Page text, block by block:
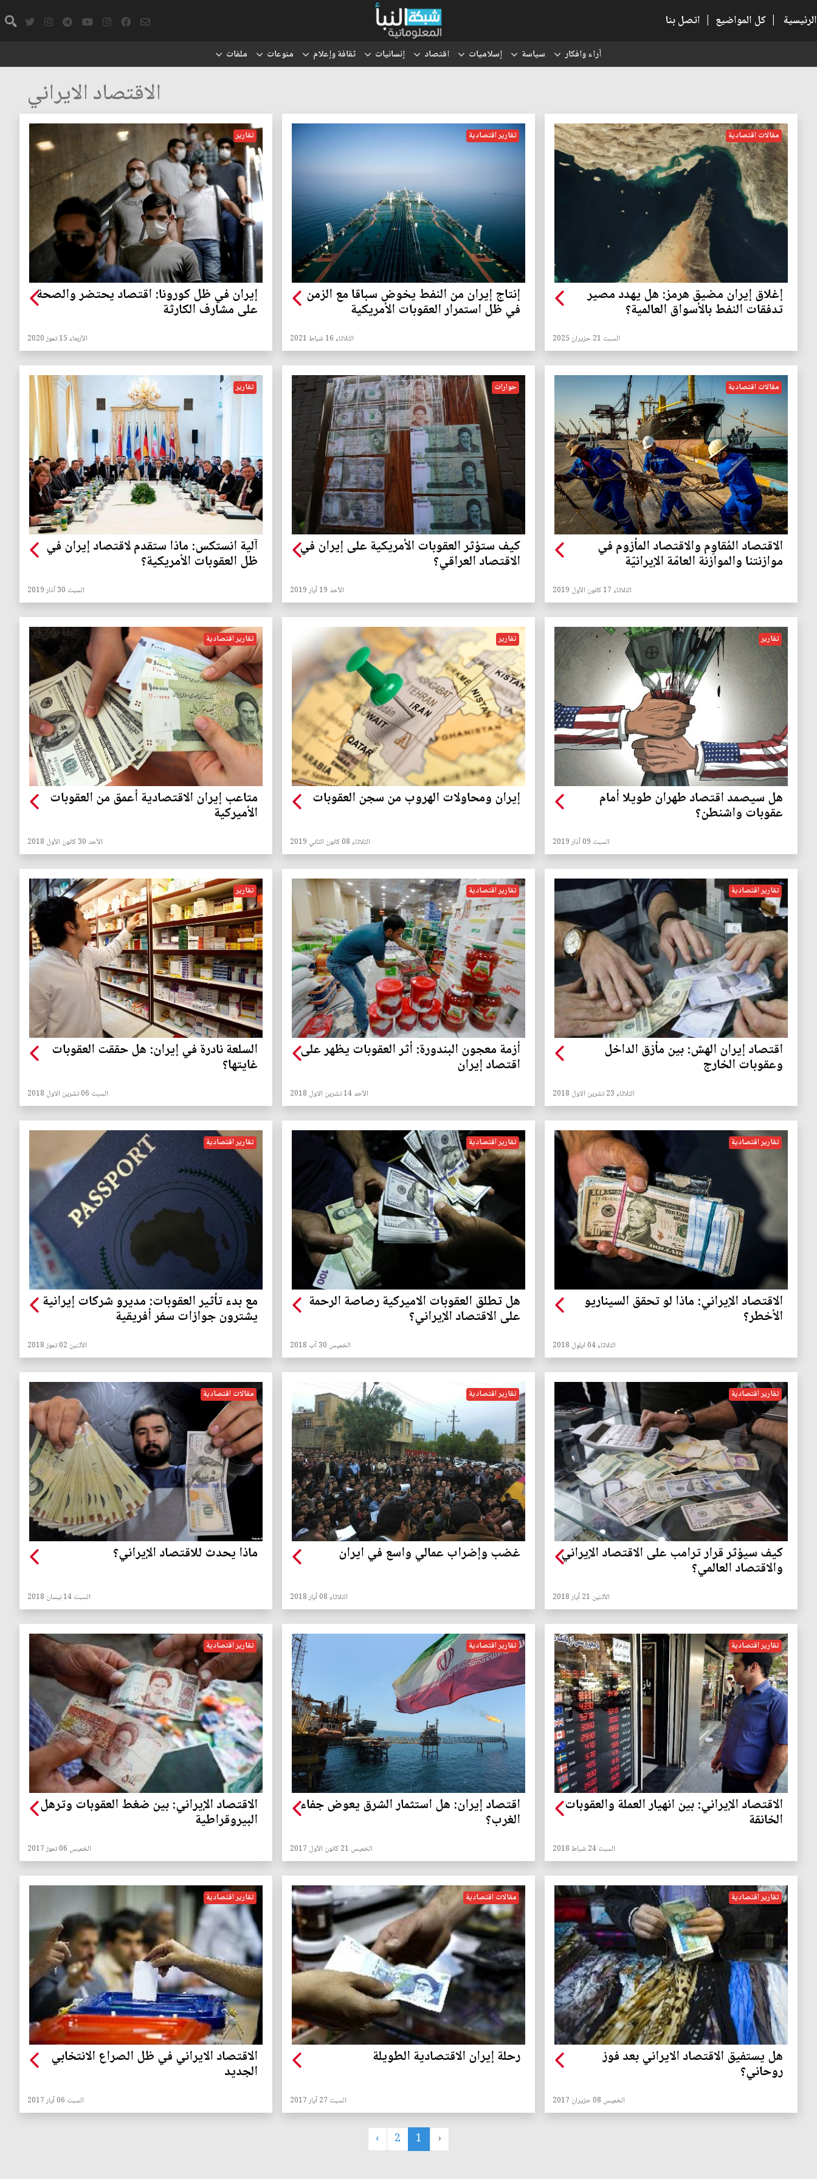
الرئيسية | كل المواضيع | اتصل بنا
آراء وافكار سياسة إسلاميات اقتصاد إنسانيات ثقافة وإعلام منوعات ملفات
الاقتصاد الايراني
مقالات اقتصادية
إغلاق إيران مضيق هرمز: هل يهدد مصير
تدفقات النفط بالأسواق العالمية؟
السبت 21 حزيران 2025
تقارير اقتصادية
إنتاج إيران من النفط يخوض سباقا مع الزمن
في ظل استمرار العقوبات الأمريكية
الثلاثاء 16 شباط 2021
تقارير
إيران في ظل كورونا: اقتصاد يحتضر والصحة
على مشارف الكارثة
الأربعاء 15 تموز 2020
مقالات اقتصادية
الاقتصاد المُقاوِم والاقتصاد المأزوم في
موازنتنا والموازنة العامّة الإيرانيّة
الثلاثاء 17 كانون الأول 2019
حوارات
كيف ستؤثر العقوبات الأمريكية على إيران في
الاقتصاد العراقي؟
الأحد 19 آيار 2019
تقارير
آلية انستكس: ماذا ستقدم لاقتصاد إيران في
ظل العقوبات الأمريكية؟
السبت 30 آذار 2019
تقارير
هل سيصمد اقتصاد طهران طويلا أمام
عقوبات واشنطن؟
السبت 09 آذار 2019
تقارير
إيران ومحاولات الهروب من سجن العقوبات
الثلاثاء 08 كانون الثاني 2019
تقارير اقتصادية
متاعب إيران الاقتصادية أعمق من العقوبات
الأميركية
الأحد 30 كانون الأول 2018
تقارير اقتصادية
اقتصاد إيران الهش: بين مأزق الداخل
وعقوبات الخارج
الثلاثاء 23 تشرين الاول 2018
تقارير اقتصادية
أزمة معجون البندورة: أثر العقوبات يظهر على
اقتصاد إيران
الأحد 14 تشرين الاول 2018
تقارير
السلعة نادرة في إيران: هل حققت العقوبات
غايتها؟
السبت 06 تشرين الاول 2018
تقارير اقتصادية
الاقتصاد الإيراني: ماذا لو تحقق السيناريو
الأخطر؟
الثلاثاء 04 ايلول 2018
تقارير اقتصادية
هل تطلق العقوبات الاميركية رصاصة الرحمة
على الاقتصاد الإيراني؟
الخميس 30 آب 2018
تقارير اقتصادية
مع بدء تأثير العقوبات: مديرو شركات إيرانية
يشترون جوازات سفر أفريقية
الأثنين 02 تموز 2018
تقارير اقتصادية
كيف سيؤثر قرار ترامب على الاقتصاد الإيراني
والاقتصاد العالمي؟
الأثنين 21 آيار 2018
تقارير اقتصادية
غضب وإضراب عمالي واسع في ايران
الثلاثاء 08 آيار 2018
مقالات اقتصادية
ماذا يحدث للاقتصاد الإيراني؟
السبت 14 نيسان 2018
تقارير اقتصادية
الاقتصاد الإيراني: بين انهيار العملة والعقوبات
الخانقة
السبت 24 شباط 2018
تقارير اقتصادية
اقتصاد إيران: هل استثمار الشرق يعوض جفاء
الغرب؟
الخميس 21 كانون الأول 2017
تقارير اقتصادية
الاقتصاد الإيراني: بين ضغط العقوبات وترهل
البيروقراطية
الخميس 06 تموز 2017
تقارير اقتصادية
هل يستفيق الاقتصاد الايراني بعد فوز
روحاني؟
الخميس 08 حزيران 2017
مقالات اقتصادية
رحلة إيران الاقتصادية الطويلة
السبت 27 آيار 2017
تقارير اقتصادية
الاقتصاد الايراني في ظل الصراع الانتخابي
الجديد
السبت 06 آيار 2017
‹
1
2
›